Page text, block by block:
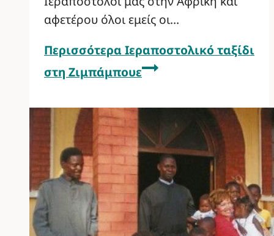
αφετέρου όλοι εμείς οι…
Περισσότερα Ιεραποστολικό ταξίδι
στη Ζιμπάμπουε